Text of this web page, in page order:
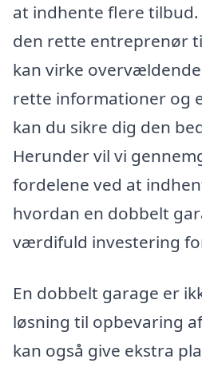
at indhente flere
den rette entreprenør
kan virke
rette informationer og
kan du sikre dig den
Herunder vil vi
fordelene ved at
hvordan en dobbelt
værdifuld investering
En dobbelt garage er
løsning til opbevaring
kan også give ekstra